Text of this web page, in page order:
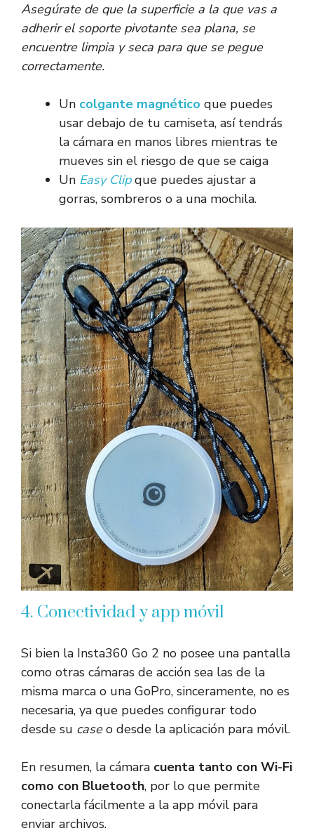
Asegúrate de que la superficie a la que vas a
adherir el soporte pivotante sea plana, se
encuentre limpia y seca para que se pegue
correctamente.
Un colgante magnético que puedes
usar debajo de tu camiseta, así tendrás
la cámara en manos libres mientras te
mueves sin el riesgo de que se caiga
Un Easy Clipque puedes ajustar a
gorras, sombreros o a una mochila.
4. Conectividad y app móvil
Si bien la Insta360 Go 2 no posee una pantalla
como otras cámaras de acción sea las de la
misma marca o una GoPro, sinceramente, no es
necesaria, ya que puedes configurar todo
desde su caseo desde la aplicación para móvil.
En resumen, la cámara cuenta tanto con Wi-Fi
como con Bluetooth, por lo que permite
conectarla fácilmente a la app móvil para
enviar archivos.